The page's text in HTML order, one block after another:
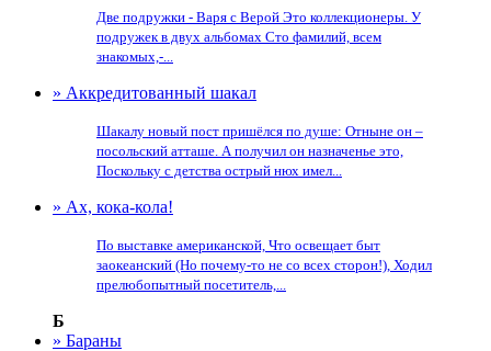
Две подружки - Варя с Верой Это коллекционеры. У
подружек в двух альбомах Сто фамилий, всем
знакомых,-...
» Аккредитованный шакал
Шакалу новый пост пришёлся по душе: Отныне он –
посольский атташе. А получил он назначенье это,
Поскольку с детства острый нюх имел...
» Ах, кока-кола!
По выставке американской, Что освещает быт
заокеанский (Но почему-то не со всех сторон!), Ходил
прелюбопытный посетитель,...
Б
» Бараны